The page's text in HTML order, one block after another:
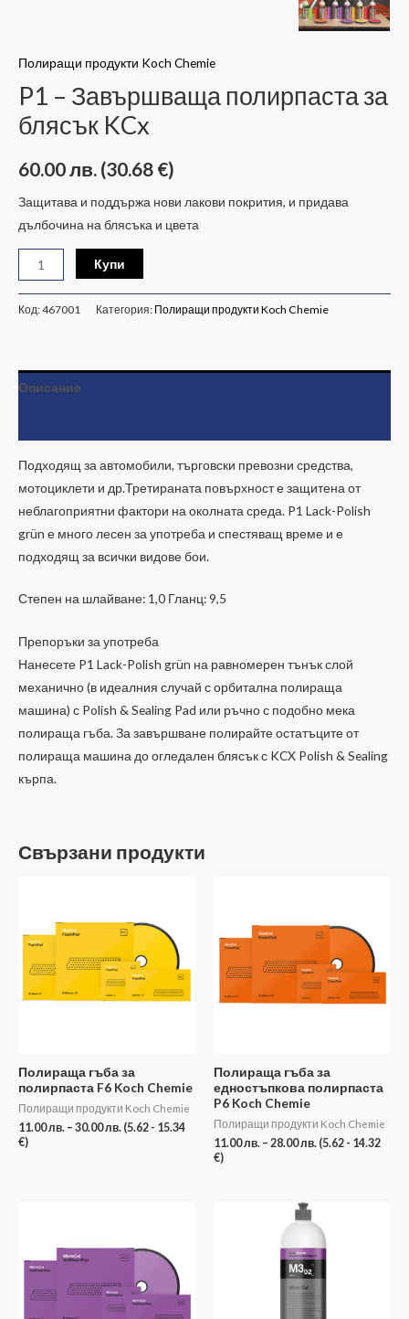
Полиращи продукти Koch Chemie
P1 – Завършваща полирпаста за
блясък KCx
60.00лв. (30.68 €)
Защитава и поддържа нови лакови покрития, и придава
дълбочина на блясъка и цвета
Купи
Код:467001 Категория: Полиращи продукти Koch Chemie
Описание
Подходящ за автомобили, търговски превозни средства,
мотоциклети и др.Третираната повърхност е защитена от
неблагоприятни фактори на околната среда. P1 Lack-Polish
grün е много лесен за употреба и спестяващ време и е
подходящ за всички видове бои.
Степен на шлайване: 1,0 Гланц: 9,5
Препоръки за употреба
Нанесете P1 Lack-Polish grün на равномерен тънък слой
механично (в идеалния случай с орбитална полираща
машина) с Polish & Sealing Pad или ръчно с подобно мека
полираща гъба. За завършване полирайте остатъците от
полираща машина до огледален блясък с KCX Polish & Sealing
кърпа.
Свързани продукти
Полираща гъба за
полирпаста F6 Koch Chemie
Полиращи продукти Koch Chemie
11.00лв. – 30.00лв.
through
30.00 лв.
(5.62 - 15.34
€)
Полираща гъба за
едностъпкова полирпаста
P6 Koch Chemie
Полиращи продукти Koch Chemie
11.00лв. – 28.00лв.
through
28.00 лв.
(5.62 - 14.32
€)
through
37.00 лв.
through